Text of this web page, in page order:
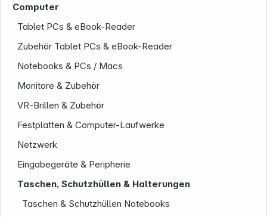
Computer
Tablet PCs & eBook-Reader
Zubehör Tablet PCs & eBook-Reader
Notebooks & PCs / Macs
Monitore & Zubehör
VR-Brillen & Zubehör
Festplatten & Computer-Laufwerke
Netzwerk
Eingabegeräte & Peripherie
Taschen, Schutzhüllen & Halterungen
Taschen & Schutzhüllen Notebooks